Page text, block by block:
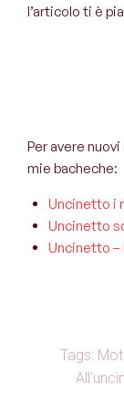
l’articolo ti è
Per avere
mie bacheche:
Uncinetto i
Uncinetto
Uncinetto –
Tags: